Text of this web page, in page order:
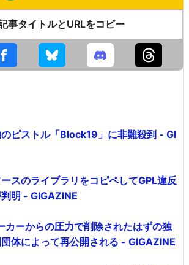
事タイトルとURLをコピー
ピストル「Block19」に非難殺到 - GI
スのライブラリをコピペしてGPL違反
明 - GIGAZINE
カーからの圧力で削除されたはずの独
体によって再公開される - GIGAZINE